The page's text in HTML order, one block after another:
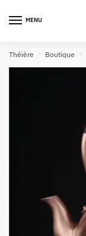
MENU
Théière » Boutique